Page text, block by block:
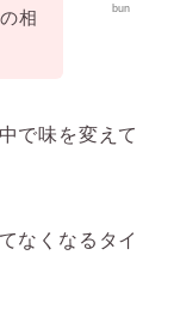
bun
相
で味を変えて
なくなるタイ